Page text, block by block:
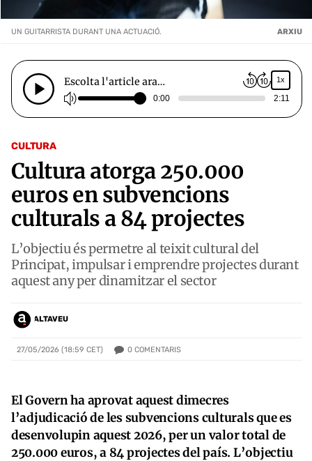
CULTURA
Cultura atorga 250.000
euros en subvencions
culturals a 84 projectes
L’objectiu és permetre al teixit cultural del
Principat, impulsar i emprendre projectes durant
aquest any per dinamitzar el sector
ALTAVEU
27/05/2026 (18:59 CET) 0 COMENTARIS
UN GUITARRISTA DURANT UNA ACTUACIÓ. ARXIU
Escolta l'article ara… 1x
0:00 2:11
El Govern ha aprovat aquest dimecres
l’adjudicació de les subvencions culturals que es
desenvolupin aquest 2026, per un valor total de
250.000 euros, a 84 projectes del país. L’objectiu